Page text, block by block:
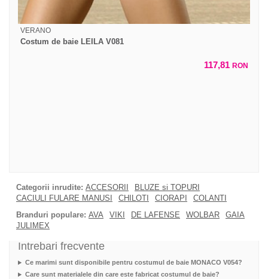
VERANO
Costum de baie LEILA V081
117,81 RON
Categorii inrudite: ACCESORII
BLUZE si TOPURI
CACIULI FULARE MANUSI
CHILOTI CIORAPI
COLANTI
Branduri populare: AVA VIKI DE LAFENSE WOLBAR
GAIA
JULIMEX
Intrebari frecvente
Ce marimi sunt disponibile pentru costumul de baie MONACO V054?
Care sunt materialele din care este fabricat costumul de baie?